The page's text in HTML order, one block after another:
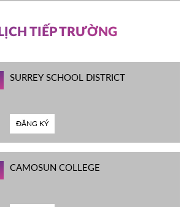
LỊCH TIẾP TRƯỜNG
SURREY SCHOOL DISTRICT
ĐĂNG KÝ
CAMOSUN COLLEGE